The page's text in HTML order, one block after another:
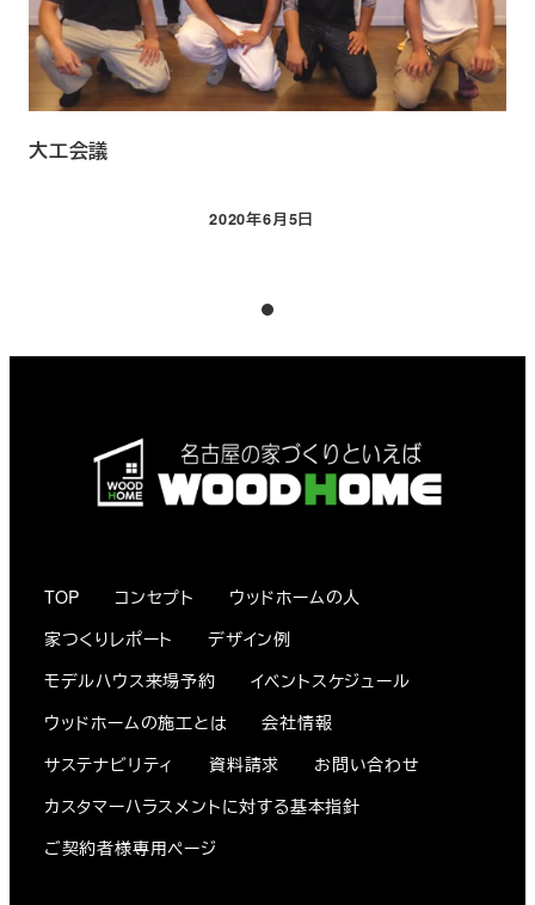
大工会議
投稿日
2020年6月5日
TOP コンセプト
ウッドホームの人
家つくりレポート
デザイン例
モデルハウス来場予約
イベントスケジュール
ウッドホームの施工とは
会社情報
サステナビリティ
資料請求
お問い合わせ
カスタマーハラスメントに対する基本指針
ご契約者様専用ページ